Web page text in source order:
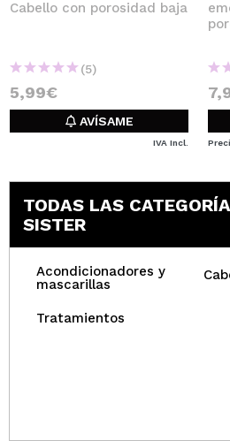
Cabello con porosidad baja
(5)
5,99€
AVÍSAME
IVA Incl.
TODAS LAS
SISTER
Acondicionadores y
mascarillas
Tratamientos